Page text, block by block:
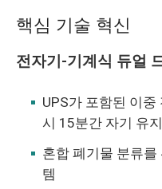
핵심 기술 혁신
전자기-기계식 듀얼
UPS가 포함된 이
시 15분간 자기 유
혼합 폐기물 분류
템